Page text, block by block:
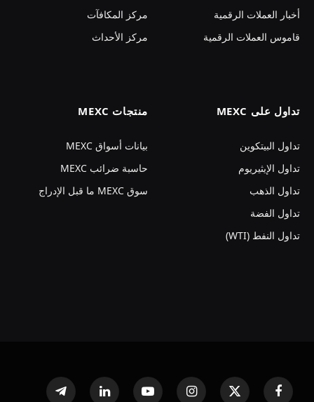
أخبار العملات الرقمية
قاموس العملات الرقمية
مركز المكافآت
مركز الأحداث
تداول على MEXC
تداول البيتكوين
تداول الإيثيريوم
تداول الذهب
تداول الفضة
تداول النفط (WTI)
منتجات MEXC
بيانات أسواق MEXC
حاسبة ضرائب MEXC
سوق MEXC ما قبل الإدراج
فيسبوك X الانستغرام يوتيوب لينكدإن تيلقرام